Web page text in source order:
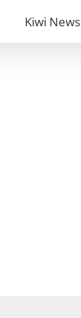
Kiwi News